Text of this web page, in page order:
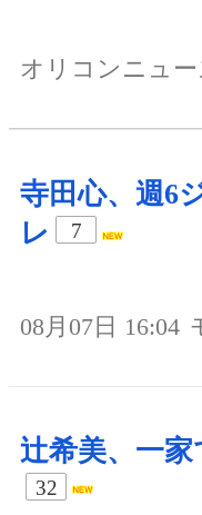
オリコンニュー
寺田心、週6
レ
7
08月07日 16:04
辻希美、一
32